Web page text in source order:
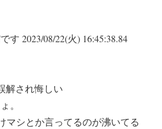
す 2023/08/22(火) 16:45:38.84
解され悔しい
。
マシとか言ってるのが沸いてる